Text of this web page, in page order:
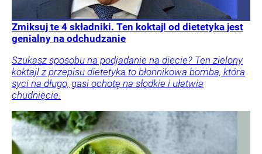
Zmiksuj te 4 składniki. Ten koktajl od dietetyka jest
genialny na odchudzanie
Szukasz sposobu na podjadanie na diecie? Ten zielony
koktajl z przepisu dietetyka to błonnikowa bomba, która
syci na długo, gasi ochotę na słodkie i ułatwia
chudnięcie.